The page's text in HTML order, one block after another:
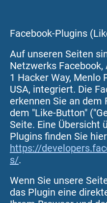
Facebook-Plugins
Auf unseren Seiten
Netzwerks Facebook,
1 Hacker Way, Menlo
USA, integriert. Die
erkennen Sie an dem
dem "Like-Button"
Seite. Eine Übersicht
Plugins finden Sie
https://
s/.
Wenn Sie unsere
das Plugin eine